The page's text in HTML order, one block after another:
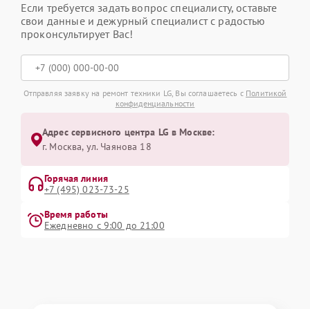
Если требуется задать вопрос специалисту, оставьте
свои данные и дежурный специалист с радостью
проконсультирует Вас!
Отправляя заявку на ремонт техники LG, Вы соглашаетесь с Политикой
конфиденциальности
Адрес сервисного центра LG в Москве:
г. Москва, ул. Чаянова 18
Горячая линия
+7 (495) 023-73-25
Время работы
Ежедневно с 9:00 до 21:00